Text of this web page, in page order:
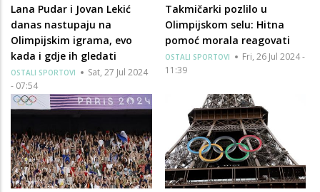
Lana Pudar i Jovan Lekić
danas nastupaju na
Olimpijskim igrama, evo
kada i gdje ih gledati
OSTALI SPORTOVI
Sat, 27 Jul 2024
- 07:54
Takmičarki pozlilo u
Olimpijskom selu: Hitna
pomoć morala reagovati
OSTALI SPORTOVI
Fri, 26 Jul 2024 -
11:39